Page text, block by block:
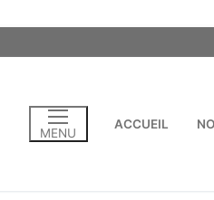
MENU
ACCUEIL